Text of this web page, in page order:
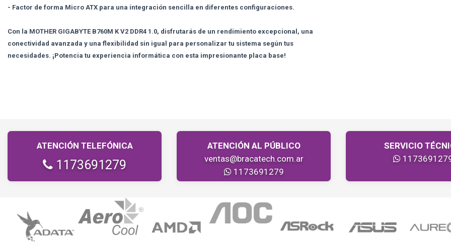
- Factor de forma Micro ATX para una integración sencilla en diferentes configuraciones.
Con la MOTHER GIGABYTE B760M K V2 DDR4 1.0, disfrutarás de un rendimiento excepcional, una
conectividad avanzada y una flexibilidad sin igual para personalizar tu sistema según tus
necesidades. ¡Potencia tu experiencia informática con esta impresionante placa base!
ATENCIÓN TELEFÓNICA
1173691279
ATENCIÓN AL PÚBLICO
ventas@bracatech.com.ar
1173691279
SERVICIO